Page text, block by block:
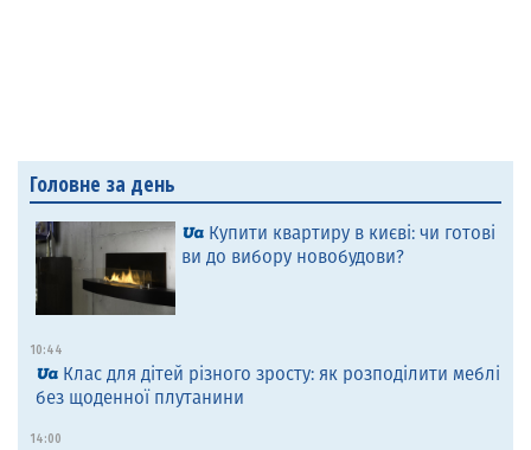
Головне за день
Купити квартиру в києві: чи готові
ви до вибору новобудови?
10:44
Клас для дітей різного зросту: як розподілити меблі
без щоденної плутанини
14:00